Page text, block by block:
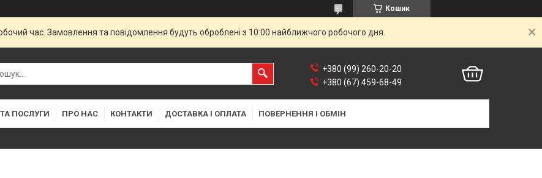
Кошик
час. Замовлення та повідомлення будуть оброблені з 10:00 найближчого робочого дня.
+380 (99) 260-20-20
+380 (67) 459-68-49
ПОСЛУГИ ПРО НАС КОНТАКТИ ДОСТАВКА І ОПЛАТА ПОВЕРНЕННЯ І ОБМІН